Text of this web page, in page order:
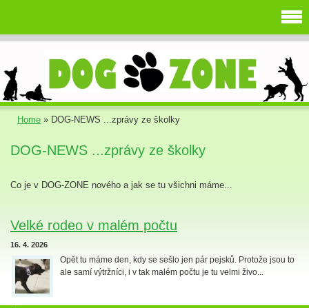
Home » DOG-NEWS ...zprávy ze školky
DOG-NEWS ...zprávy ze školky
Co je v DOG-ZONE nového a jak se tu všichni máme...
Velké rodeo v malém počtu
16. 4. 2026
Opět tu máme den, kdy se sešlo jen pár pejsků. Protože jsou to
ale samí výtržníci, i v tak malém počtu je tu velmi živo...